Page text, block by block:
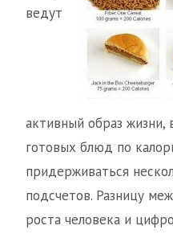
ведут
активный образ жизни,
готовых блюд по
придерживаться
подсчетов. Разницу
роста человека и